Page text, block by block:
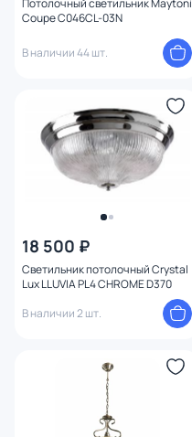
Потолочный светильник Maytoni
Coupe C046CL-03N
В наличии 44 шт.
18 500 ₽
Светильник потолочный Crystal
Lux LLUVIA PL4 CHROME D370
В наличии 2 шт.